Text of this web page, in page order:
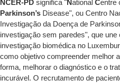
NCER-PD significa "National Centre
Parkinson’s Disease", ou Centro
Investigação da Doença de
investigação sem paredes", que
investigação biomédica no
como objetivo compreender melhor
forma, melhorar o diagnóstico e o
incurável. O recrutamento de